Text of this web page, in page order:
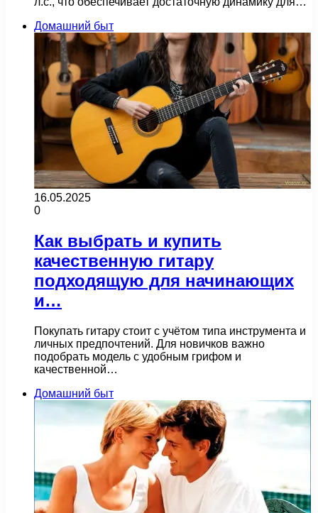
Домашний быт
16.05.2025
0
Как выбрать и купить
качественную гитару
подходящую для начинающих
и…
Покупать гитару стоит с учётом типа инструмента и
личных предпочтений. Для новичков важно
подобрать модель с удобным грифом и
качественной…
Домашний быт